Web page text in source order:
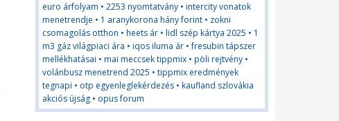
euro árfolyam • 2253 nyomtatvány • intercity vonatok
menetrendje • 1 aranykorona hány forint • zokni
csomagolás otthon • heets ár • lidl szép kártya 2025 • 1
m3 gáz világpiaci ára • iqos iluma ár •fresubin tápszer
mellékhatásai • mai meccsek tippmix • pöli rejtvény •
volánbusz menetrend 2025 • tippmix eredmények
tegnapi • otp egyenleglekérdezés • kaufland szlovákia
akciós újság • opus forum